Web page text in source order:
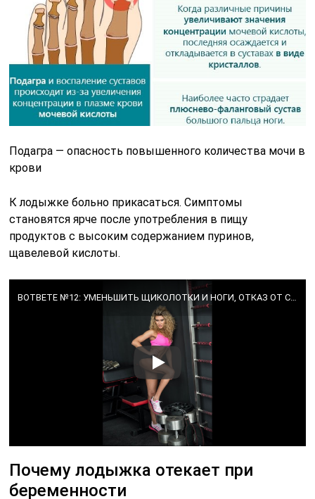
Подагра — опасность повышенного количества мочи в
крови
К лодыжке больно прикасаться. Симптомы
становятся ярче после употребления в пищу
продуктов с высоким содержанием пуринов,
щавелевой кислоты.
ВОТВЕТЕ №12: УМЕНЬШИТЬ ЩИКОЛОТКИ И НОГИ, ОТКАЗ ОТ САХАРА, КАК ЧАСТО ТРЕНИРОВАТЬ НОГИ
Почему лодыжка отекает при
беременности